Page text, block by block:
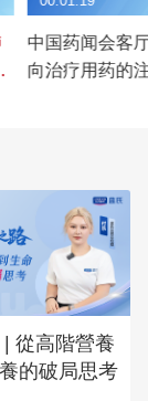
中国药闻会客
向治疗用药的
從高階營養
的破局思考